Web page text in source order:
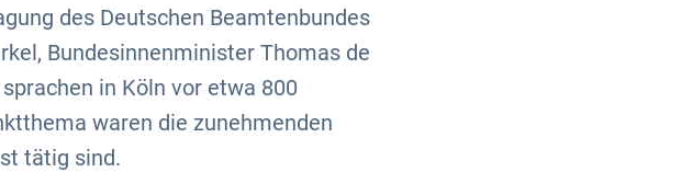
des Deutschen Beamtenbundes
Bundesinnenminister Thomas de
in Köln vor etwa 800
waren die zunehmenden
tätig sind.